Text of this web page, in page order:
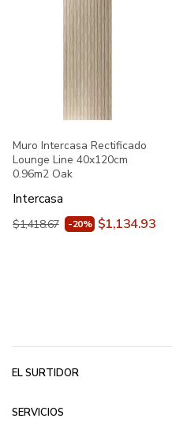
Muro Intercasa Rectificado
Lounge Line 40x120cm
0.96m2 Oak
Intercasa
$1,418.67 -20% $1,134.93
EL SURTIDOR
SERVICIOS